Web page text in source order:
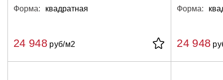
Форма:
квадратная
24 948руб/м2
Форма:
24 948